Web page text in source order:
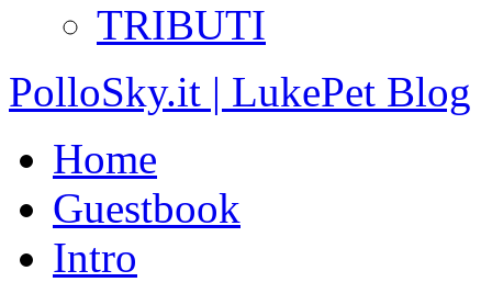
TRIBUTI
PolloSky.it | LukePet Blog
Home
Guestbook
Intro